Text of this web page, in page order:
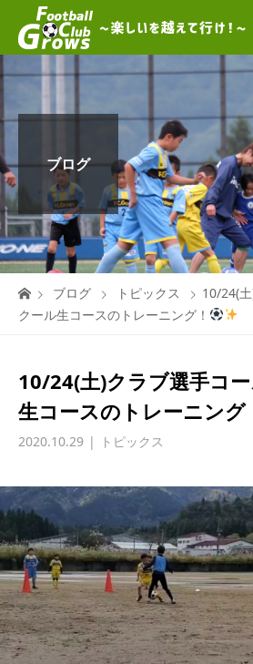
ブログ
ブログ トピックス
10/24(
クール生コースのトレーニング！
10/24(土)クラブ選手コ
生コースのトレーニング
2020.10.29 トピックス